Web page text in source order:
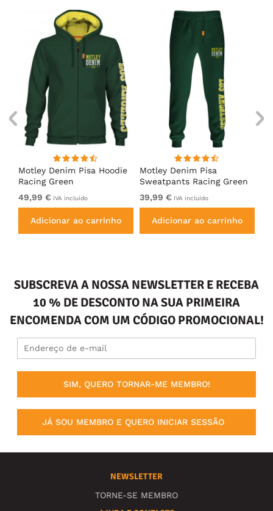
Motley Denim Pisa Hoodie
Racing Green
49,99 € IVA incluído
Adicionar ao carrinho
Motley Denim Pisa
Sweatpants Racing Green
39,99 € IVA incluído
Adicionar ao carrinho
SUBSCREVA A NOSSA NEWSLETTER E RECEBA
10 % DE DESCONTO NA SUA PRIMEIRA
ENCOMENDA COM UM CÓDIGO PROMOCIONAL!
SIM, QUERO TORNAR-ME MEMBRO!
JÁ SOU MEMBRO E QUERO INICIAR SESSÃO
NEWSLETTER
TORNE-SE MEMBRO